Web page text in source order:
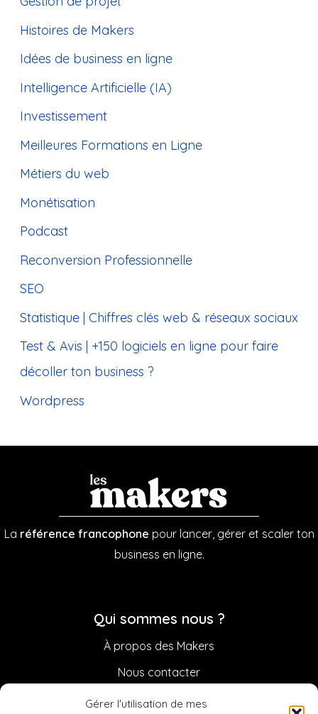
Gérer l'utilisation de mes
Histoires de Makers
Idées de business en ligne
Intelligence Artificielle (IA)
Investissement
Meilleures Formations en Ligne
Métiers du web
Monétisation
Podcast
Reconversion Professionnelle
SEO
Statistique | Chiffres clés web & réseaux sociaux
Test & Avis | +150 logiciels en ligne pour faire
décoller ton business ?
Wordpress
La référence francophone pour lancer, gérer et scaler ton
business en ligne.
Qui sommes nous ?
À propos des Makers
Nous contacter
Sponsoriser la Newsletter